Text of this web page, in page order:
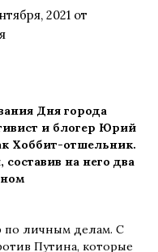
2021от
Дня города
и блогер Юрий
Хоббит-отшельник.
на него два
по личным делам. С
Путина, которые